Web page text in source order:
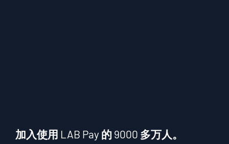
加入使用 LAB Pay 的 9000 多万人。